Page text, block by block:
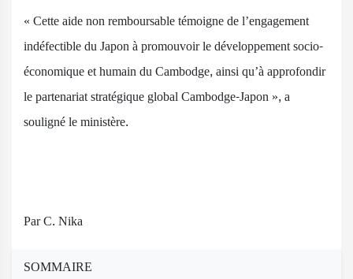
« Cette aide non remboursable témoigne de l’engagement
indéfectible du Japon à promouvoir le développement socio-
économique et humain du Cambodge, ainsi qu’à approfondir
le partenariat stratégique global Cambodge-Japon », a
souligné le ministère.
Par C. Nika
SOMMAIRE